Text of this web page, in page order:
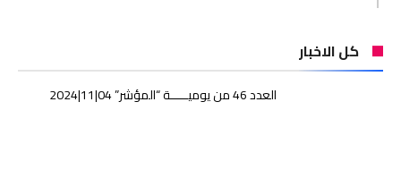
كل الاخبار
العدد 46 من يوميـــــة “المؤشر” 04|11|2024